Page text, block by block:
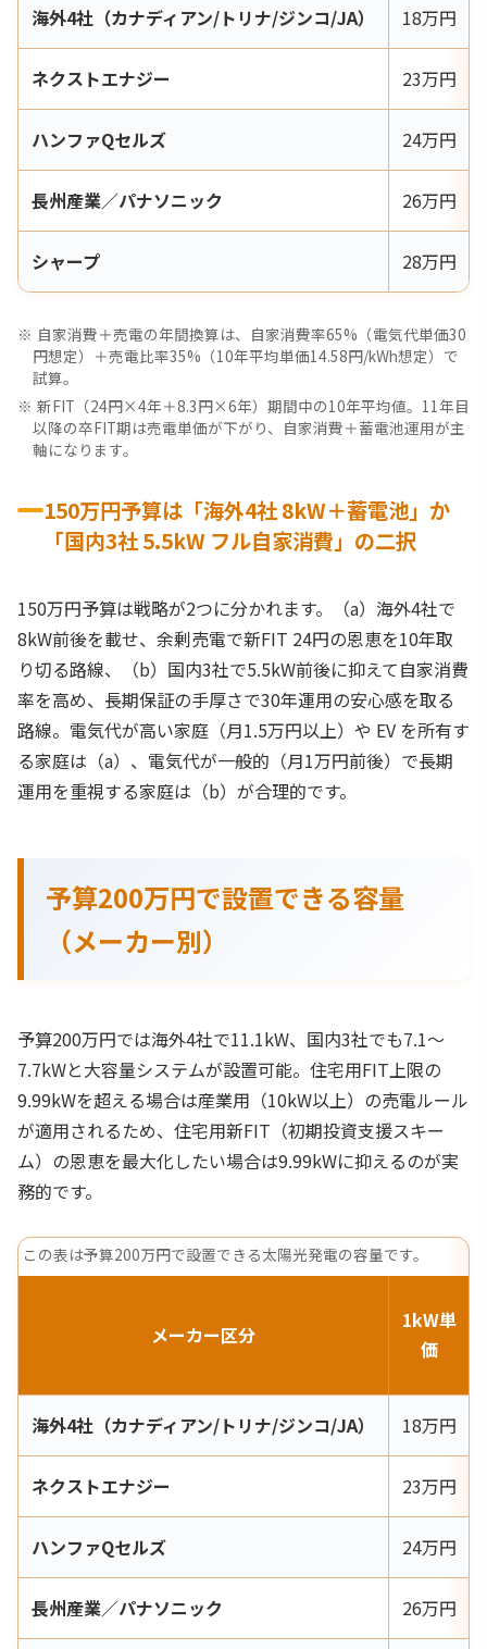
海外4社（カナディアン/トリナ/ジンコ/JA） 18万円
ネクストエナジー 23万円
ハンファQセルズ 24万円
長州産業／パナソニック 26万円
シャープ 28万円
自家消費＋売電の年間換算は、自家消費率65%（電気代単価30
円想定）＋売電比率35%（10年平均単価14.58円/kWh想定）で
試算。
新FIT（24円×4年＋8.3円×6年）期間中の10年平均値。11年目
以降の卒FIT期は売電単価が下がり、自家消費＋蓄電池運用が主
軸になります。
150万円予算は「海外4社 8kW＋蓄電池」か
「国内3社 5.5kW フル自家消費」の二択
150万円予算は戦略が2つに分かれます。（a）海外4社で
8kW前後を載せ、余剰売電で新FIT 24円の恩恵を10年取
り切る路線、（b）国内3社で5.5kW前後に抑えて自家消費
率を高め、長期保証の手厚さで30年運用の安心感を取る
路線。電気代が高い家庭（月1.5万円以上）や EV を所有す
る家庭は（a）、電気代が一般的（月1万円前後）で長期
運用を重視する家庭は（b）が合理的です。
予算200万円で設置できる容量
（メーカー別）
予算200万円では海外4社で11.1kW、国内3社でも7.1〜
7.7kWと大容量システムが設置可能。住宅用FIT上限の
9.99kWを超える場合は産業用（10kW以上）の売電ルール
が適用されるため、住宅用新FIT（初期投資支援スキー
ム）の恩恵を最大化したい場合は9.99kWに抑えるのが実
務的です。
この表は予算200万円で設置できる太陽光発電の容量です。
メーカー区分
1kW単
価
海外4社（カナディアン/トリナ/ジンコ/JA） 18万円
ネクストエナジー 23万円
ハンファQセルズ 24万円
長州産業／パナソニック 26万円